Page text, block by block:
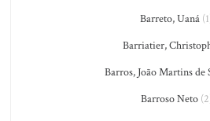
Barreto, Uaná
Barriatier,
Barros, João Martins de
Barroso Neto